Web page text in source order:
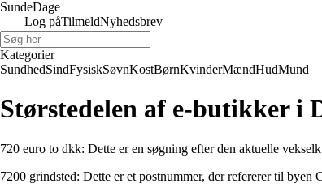
SundeDage
Log påTilmeldNyhedsbrev
Kategorier
SundhedSindFysiskSøvnKostBørnKvinderMændHudMund
Størstedelen af e-butikker i
720 euro to dkk: Dette er en søgning efter den aktuelle
7200 grindsted: Dette er et postnummer, der refererer til